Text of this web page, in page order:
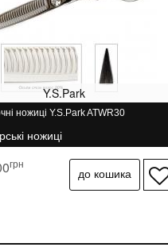
текстура поверхні не дає
вислизати з рук навіть при
Y.S.Park
ножиці Y.S.Park ATWR30
ножиці
грн